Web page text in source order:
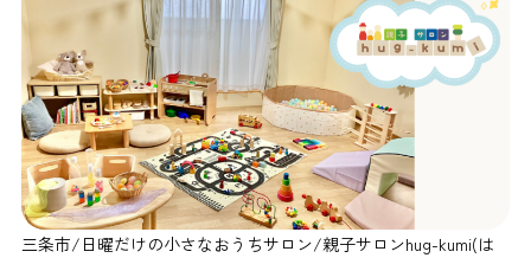
三条市/日曜だけの小さなおうちサロン/親子サロンhug-kumi(は